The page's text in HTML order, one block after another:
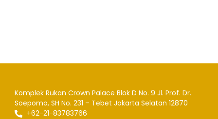
Komplek Rukan Crown Palace Blok D No. 9 Jl. Prof. Dr.
Soepomo, SH No. 231 – Tebet Jakarta Selatan 12870
+62-21-83783766